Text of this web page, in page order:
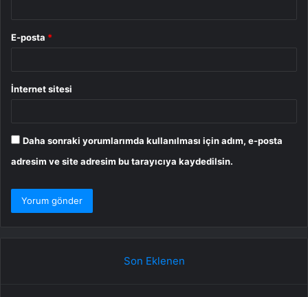
E-posta *
İnternet sitesi
Daha sonraki yorumlarımda kullanılması için adım, e-posta
adresim ve site adresim bu tarayıcıya kaydedilsin.
Son Eklenen